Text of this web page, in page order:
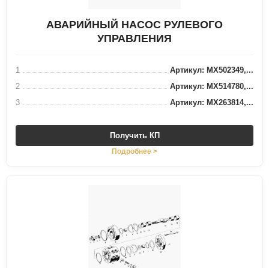
АВАРИЙНЫЙ НАСОС РУЛЕВОГО
УПРАВЛЕНИЯ
1
Артикул: MX502349,...
2
Артикул: MX514780,...
3
Артикул: MX263814,...
Получить КП
Подробнее >